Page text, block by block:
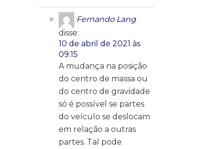
Fernando Lang
disse:
10 de abril de 2021 às
09:15
A mudança na posição
do centro de massa ou
do centro de gravidade
só é possível se partes
do veículo se deslocam
em relação a outras
partes. Tal pode